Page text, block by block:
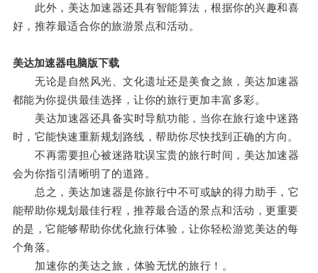
此外，美达加速器还具有智能算法，根据你的兴趣和喜
好，推荐最适合你的旅游景点和活动。
美达加速器电脑版下载
无论是自然风光、文化遗址还是美食之旅，美达加速器
都能为你提供最佳选择，让你的旅行更加丰富多彩。
美达加速器还具备实时导航功能，当你在旅行途中迷路
时，它能快速重新规划路线，帮助你尽快找到正确的方向。
不再需要担心被迷路耽误宝贵的旅行时间，美达加速器
会为你指引清晰明了的道路。
总之，美达加速器是你旅行中不可或缺的得力助手，它
能帮助你规划最佳行程，推荐最合适的景点和活动，更重要
的是，它能够帮助你优化旅行体验，让你轻松游览美达的每
个角落。
加速你的美达之旅，体验无忧的旅行！。